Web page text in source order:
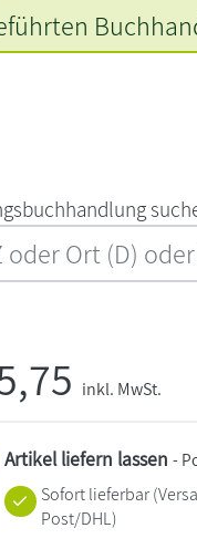
inkl. MwSt.
Artikel liefern lassen -
Sofort lieferbar
Post/DHL)